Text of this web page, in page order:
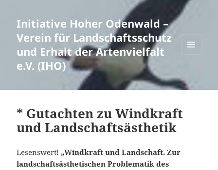
Initiative Hoher Odenwald –
Verein für Landschaftsschutz
und Erhalt der Artenvielfalt
e.V. (IHO)
* Gutachten zu Windkraft
und Landschaftsästhetik
Lesenswert! „Windkraft und Landschaft. Zur
landschaftsästhetischen Problematik des